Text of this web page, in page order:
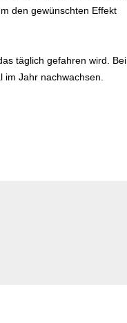
den gewünschten Effekt
täglich gefahren wird. Bei
Jahr nachwachsen.